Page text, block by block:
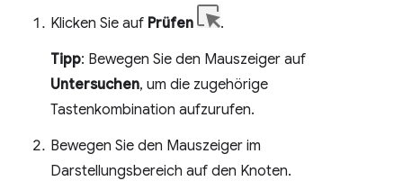
Klicken Sie auf Prüfen
.
Tipp: Bewegen Sie den Mauszeiger auf
Untersuchen, um die zugehörige
Tastenkombination aufzurufen.
Bewegen Sie den Mauszeiger im
Darstellungsbereich auf den Knoten.